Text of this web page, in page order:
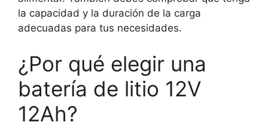
la capacidad y la duración de la carga
adecuadas para tus necesidades.
¿Por qué elegir una
batería de litio 12V
12Ah?